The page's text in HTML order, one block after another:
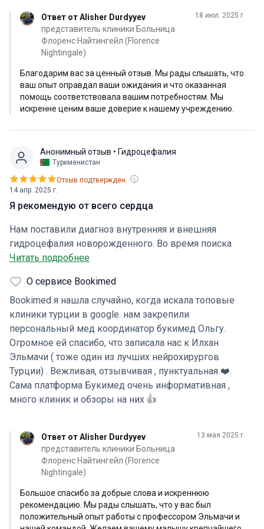
Ответ от Alisher Durdyyev
представитель клиники Больница
Флоренс Найтингейл (Florence
Nightingale)
18 июл. 2025 г.
Благодарим вас за ценный отзыв. Мы рады слышать, что
ваш опыт оправдал ваши ожидания и что оказанная
помощь соответствовала вашим потребностям. Мы
искренне ценим ваше доверие к нашему учреждению.
Анонимный отзыв • Гидроцефалия
Туркменистан
14 апр. 2025 г.
Отзыв подтвержден.
Я рекомендую от всего сердца
Нам поставили диагноз внутренняя и внешняя
гидроцефалия новорожденного. Во время поиска
клиник, случайно наткнулась на платформу Букимед.
персональный мед координатор платформы Ольгу
Романюк. Очень ответственная, всегда на связи ,
грамотно подобрала нам клинику florence ningtingale
hospital и записала нас на онлайн консультацию к
профессору Илхан Эльмачи. После к нам закрепили
менеджера этой клиники по вопросам онлайн
консультации Алишера, ( кстати владеет несколькими
языками в том числе и туркменским, что стало для нас
большим плюсом) , тоже очень ответственный, всегда
задержек и перебоев. Работой докора Эльмачи очень
довольна. На все вопросы получила ответы.
Отдельное спасибо и переводчику Эльмачи 🫶🏻.
Читать подробнее
О сервисе Bookimed
Bookimed я нашла случайно, когда искала топовые
клиники турции в google. нам закрепили
персональный мед координатор букимед Ольгу.
Огромное ей спасибо, что записала нас к Илхан
Эльмачи ( тоже один из лучших нейрохирургов
Турции) . Вежливая, отзывчивая , пунктуальная ❤️.
Сама платформа Букимед очень информативная ,
много клиник и обзоры на них 👍
Ответ от Alisher Durdyyev
представитель клиники Больница
Флоренс Найтингейл (Florence
Nightingale)
13 мая 2025 г.
Большое спасибо за добрые слова и искреннюю
рекомендацию. Мы рады слышать, что у вас был
положительный опыт работы с профессором Эльмачи и